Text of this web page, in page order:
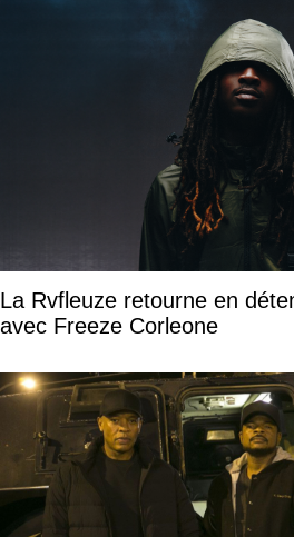
La Rvfleuze retourne en
avec Freeze Corleone